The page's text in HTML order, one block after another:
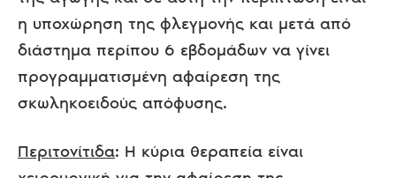
η υποχώρηση της φλεγμονής και μετά από
διάστημα περίπου 6 εβδομάδων να γίνει
προγραμματισμένη αφαίρεση της
σκωληκοειδούς απόφυσης.
Περιτονίτιδα: Η κύρια θεραπεία είναι